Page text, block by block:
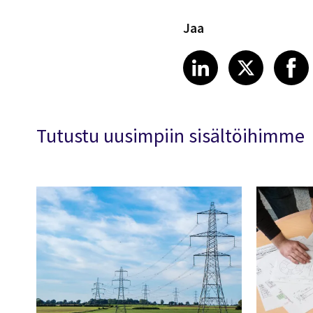
Jaa
Share article
LinkedIn
Share
X
Tutustu uusimpiin sisältöihimme